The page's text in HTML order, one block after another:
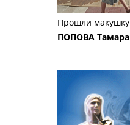
Прошли макушку
ПОПОВА Тамара